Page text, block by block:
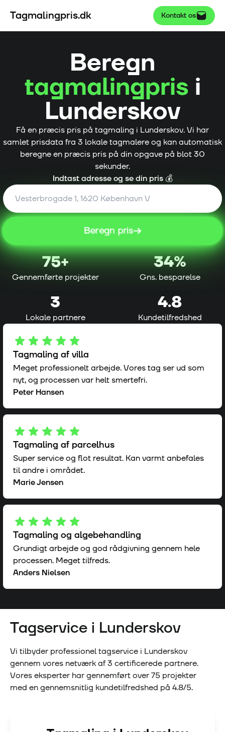
Tagmalingpris.dk Kontakt os
Beregn
tagmalingprisi
Lunderskov
Få en præcis pris på tagmaling i Lunderskov. Vi har
samlet prisdata fra 3 lokale tagmalere og kan automatisk
beregne en præcis pris på din opgave på blot 30
sekunder.
Indtast adresse og se din pris 💰
Beregn pris
75+
Gennemførte projekter
34%
Gns. besparelse
3
Lokale partnere
4.8
Kundetilfredshed
Tagmaling af villa
Meget professionelt arbejde. Vores tag ser ud som
nyt, og processen var helt smertefri.
Peter Hansen
Tagmaling af parcelhus
Super service og flot resultat. Kan varmt anbefales
til andre i området.
Marie Jensen
Tagmaling og algebehandling
Grundigt arbejde og god rådgivning gennem hele
processen. Meget tilfreds.
Anders Nielsen
Tagservice i Lunderskov
Vi tilbyder professionel tagservice i Lunderskov
gennem vores netværk af3 certificerede partnere.
Vores eksperter har gennemført over75 projekter
med en gennemsnitlig kundetilfredshed på 4.8/5.